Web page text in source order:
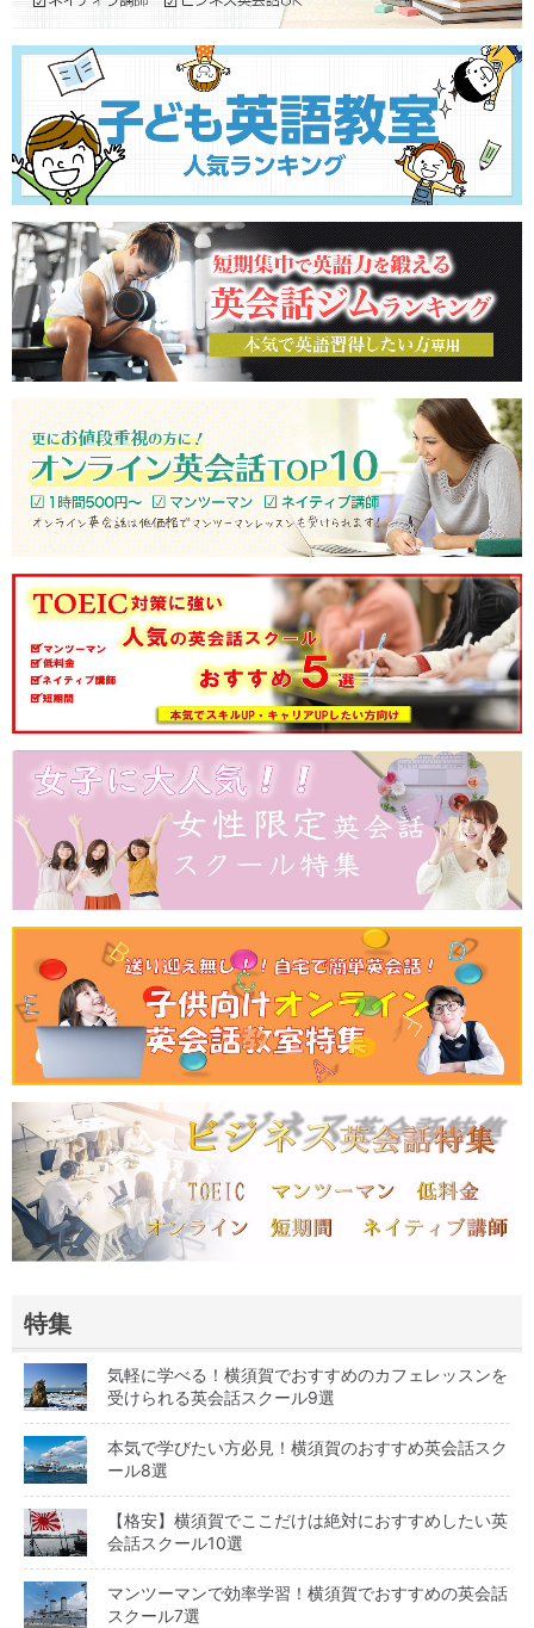
特集
気軽に学べる！横須賀でおすすめのカフェレッスンを
受けられる英会話スクール9選
本気で学びたい方必見！横須賀のおすすめ英会話スク
ール8選
【格安】横須賀でここだけは絶対におすすめしたい英
会話スクール10選
マンツーマンで効率学習！横須賀でおすすめの英会話
スクール7選